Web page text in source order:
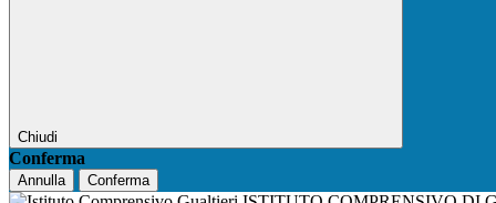
Chiudi
Conferma
Annulla Conferma